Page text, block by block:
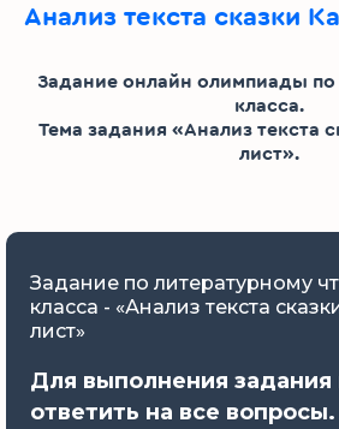
Анализ текста сказки
Задание онлайн олимпиады по
класса.
Тема задания «Анализ текста
лист».
Задание по литературному
класса - «Анализ текста
лист»
Для выполнения
ответить на все вопросы.